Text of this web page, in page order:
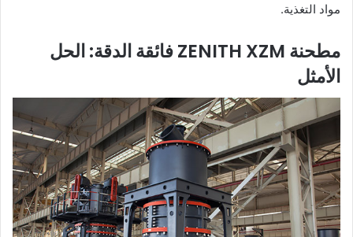
مواد التغذية.
مطحنة ZENITH XZM فائقة الدقة: الحل
الأمثل